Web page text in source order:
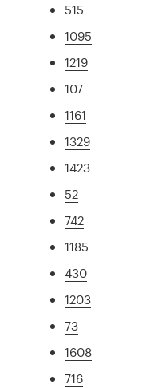
515
1095
1219
107
1161
1329
1423
52
742
1185
430
1203
73
1608
716